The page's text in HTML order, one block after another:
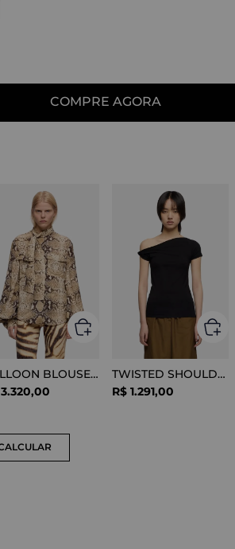
COMPRE AGORA
BALLOON BLOUSE VISCOSE SNAKE
3.320,00
TWISTED SHOULDER TEE LYOCELL BLACK
R$ 1.291,00